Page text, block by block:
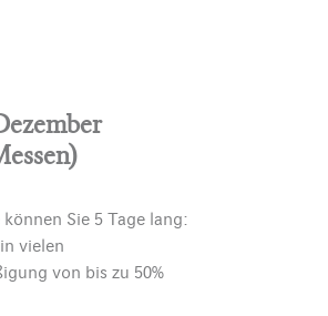
Sie 5 Tage lang:
vielen
von bis zu 50%